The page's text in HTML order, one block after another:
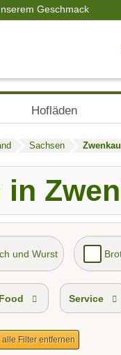
Geschmack
Hofläden
Sachsen Zwenkau
in
und Wurst
Service
alle Filter entfernen